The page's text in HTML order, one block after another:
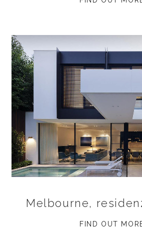
Melbourne,
FIND OUT